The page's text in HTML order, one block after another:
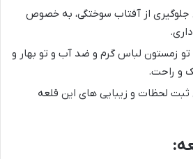
جلوگیری از آفتاب سوختگی، به خصوص
تو زمستون لباس گرم و ضد آب و تو بهار و
و راحت.
ثبت لحظات و زیبایی های این قلعه